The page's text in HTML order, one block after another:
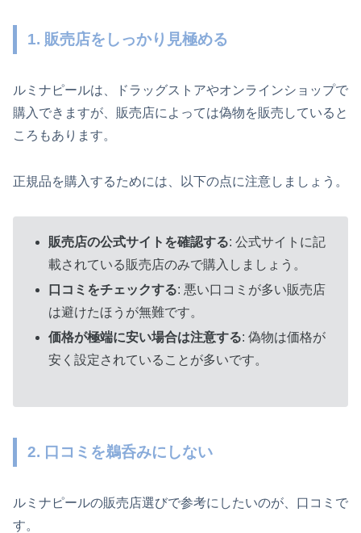
1. 販売店をしっかり見極める
ルミナピールは、ドラッグストアやオンラインショップで
購入できますが、販売店によっては偽物を販売していると
ころもあります。
正規品を購入するためには、以下の点に注意しましょう。
販売店の公式サイトを確認する: 公式サイトに記
載されている販売店のみで購入しましょう。
口コミをチェックする: 悪い口コミが多い販売店
は避けたほうが無難です。
価格が極端に安い場合は注意する: 偽物は価格が
安く設定されていることが多いです。
2. 口コミを鵜呑みにしない
ルミナピールの販売店選びで参考にしたいのが、口コミで
す。